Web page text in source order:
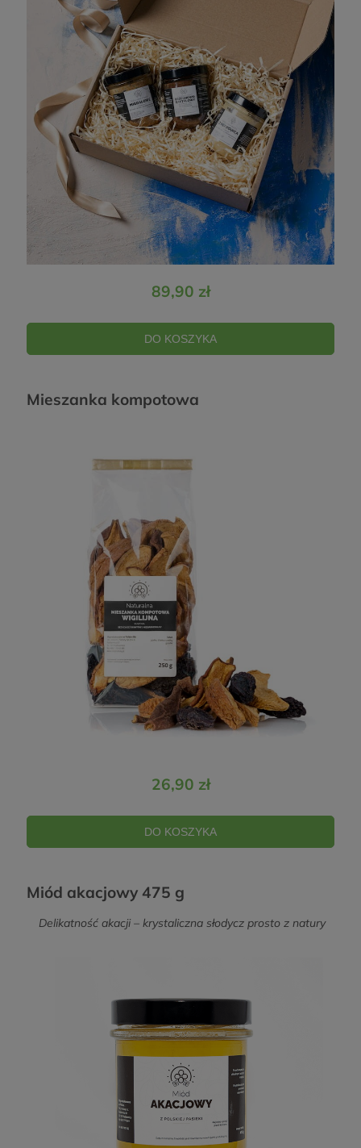
89,90 zł
DO KOSZYKA
Mieszanka kompotowa
26,90 zł
DO KOSZYKA
Miód akacjowy 475 g
Delikatność akacji – krystaliczna słodycz prosto z natury